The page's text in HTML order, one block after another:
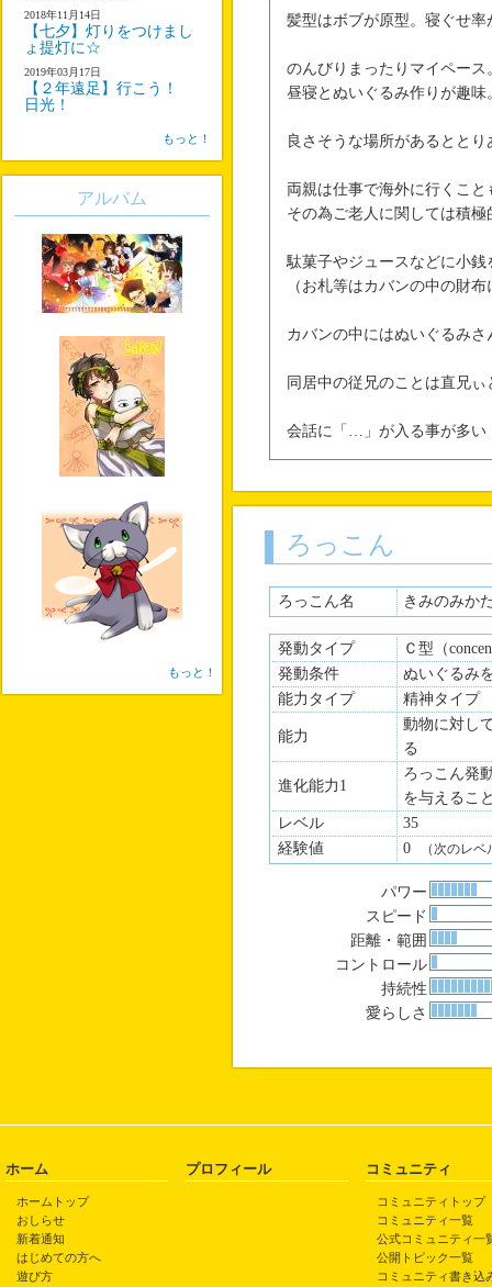
髪型はボブが原型。寝ぐせ率
のんびりまったりマイペース
昼寝とぬいぐるみ作りが趣
良さそうな場所があるとと
両親は仕事で海外に行くこ
その為ご老人に関しては積極
駄菓子やジュースなどに小
（お札等はカバンの中の財布
カバンの中にはぬいぐるみさ
同居中の従兄のことは直兄
会話に「…」が入る事が多い
ろっこん
ろっこん名 きみのみか
発動タイプ
Ｃ型（
発動条件
ぬいぐるみ
能力タイプ
精神タイプ
能力
動物に対し
る
進化能力1
ろっこん発
を与えるこ
レベル
35
経験値
0 （次のレ
パワー
スピード
距離・範囲
コントロール
持続性
愛らしさ
2018年11月14日
【七夕】灯りをつけまし
ょ提灯に☆
2019年03月17日
【２年遠足】行こう！
日光！
もっと！
アルバム
もっと！
ホーム
ホームトップ
おしらせ
新着通知
はじめての方へ
遊び方
プロフィール コミュニティ
コミュニティトップ
コミュニティ一覧
公式コミュニティ一
公開トピック一覧
コミュニティ書き込